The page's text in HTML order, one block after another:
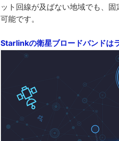
ット回線が及ばない地域でも、
可能です。
Starlinkの衛星ブロードバンドは